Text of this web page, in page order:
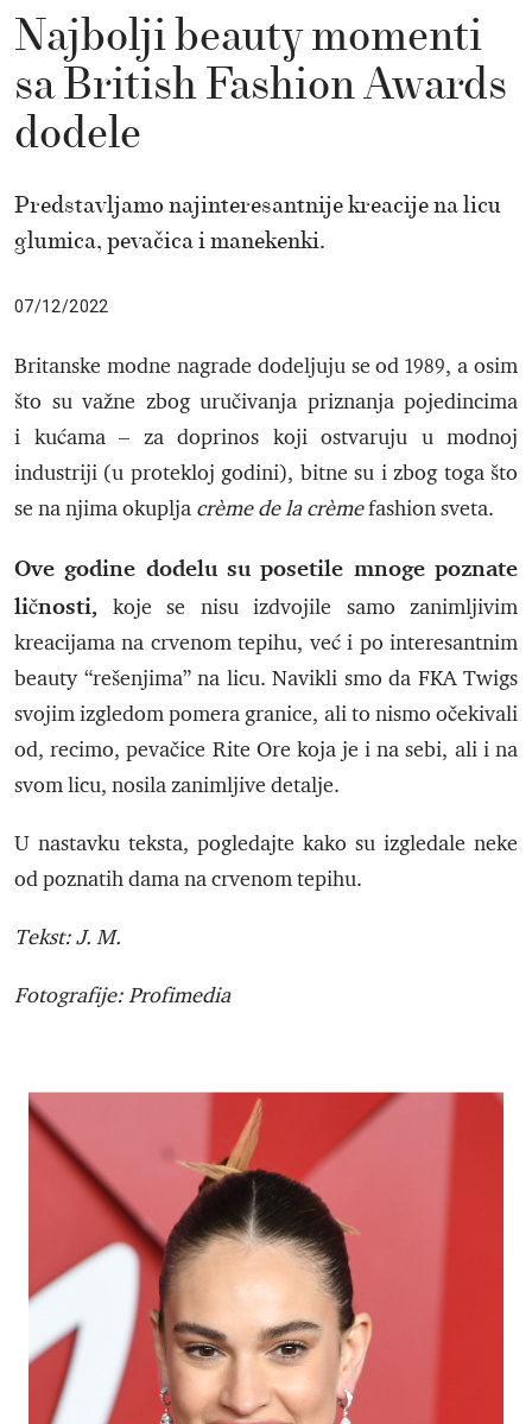
Najbolji beauty momenti
sa British Fashion Awards
dodele
Predstavljamo najinteresantnije kreacije na licu
glumica, pevačica i manekenki.
07/12/2022
Britanske modne nagrade dodeljuju se od 1989, a osim
što su važne zbog uručivanja priznanja pojedincima
i kućama – za doprinos koji ostvaruju u modnoj
industriji (u protekloj godini), bitne su i zbog toga što
se na njima okuplja crème de la crèmefashion sveta.
Ove godine dodelu su posetile mnoge poznate
ličnosti, koje se nisu izdvojile samo zanimljivim
kreacijama na crvenom tepihu, već i po interesantnim
beauty “rešenjima” na licu. Navikli smo da FKA Twigs
svojim izgledom pomera granice, ali to nismo očekivali
od, recimo, pevačice Rite Ore koja je i na sebi, ali i na
svom licu, nosila zanimljive detalje.
U nastavku teksta, pogledajte kako su izgledale neke
od poznatih dama na crvenom tepihu.
Tekst: J. M.
Fotografije: Profimedia